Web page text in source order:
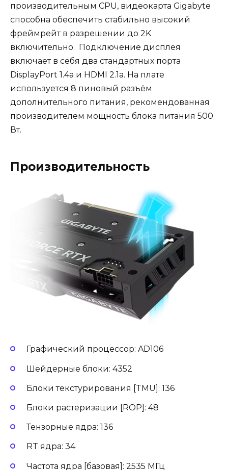
производительным CPU, видеокарта Gigabyte
способна обеспечить стабильно высокий
фреймрейт в разрешении до 2K
включительно. Подключение дисплея
включает в себя два стандартных порта
DisplayPort 1.4a и HDMI 2.1a. На плате
используется 8 пиновый разъём
дополнительного питания, рекомендованная
производителем мощность блока питания 500
Вт.
Производительность
Графический процессор: AD106
Шейдерные блоки: 4352
Блоки текстурирования [TMU]: 136
Блоки растеризации [ROP]: 48
Тензорные ядра: 136
RT ядра: 34
Частота ядра [базовая]: 2535 МГц